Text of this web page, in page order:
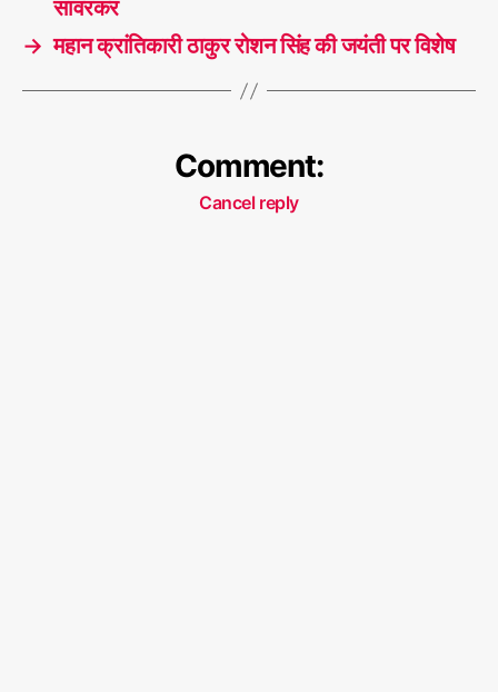
सावरकर
→ महान क्रांतिकारी ठाकुर रोशन सिंह की जयंती पर विशेष
Comment:
Cancel reply